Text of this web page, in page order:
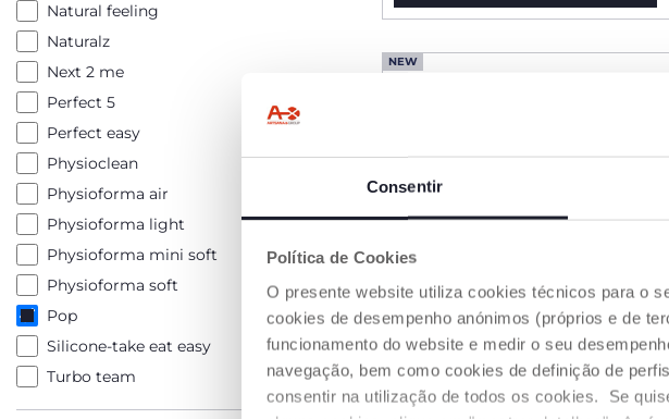
Consentir
Política de Cookies
O presente website utiliza cookies técnicos para o
cookies de desempenho anónimos (próprios e de
funcionamento do website e medir o seu
navegação, bem como cookies de definição de
consentir na utilização de todos os cookies. Se
Natural feeling
Naturalz
Next 2 me
Perfect 5
Perfect easy
Physioclean
Physioforma air
Physioforma light
Physioforma mini soft
Physioforma soft
Pop
Silicone-take eat easy
Turbo team
NEW